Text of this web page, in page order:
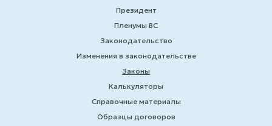
Президент
Пленумы ВС
Законодательство
Изменения в законодательстве
Законы
Калькуляторы
Справочные материалы
Образцы договоров